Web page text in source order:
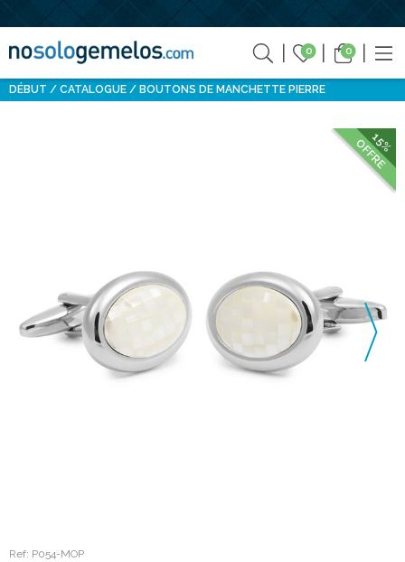
0 0
DÉBUT CATALOGUE BOUTONS DE MANCHETTE PIERRE
15%
OFFRE
Ref: P054-MOP